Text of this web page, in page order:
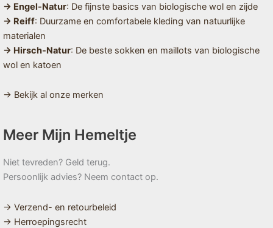
→ Engel-Natur: De fijnste basics van biologische wol en zijde
→ Reiff: Duurzame en comfortabele kleding van natuurlijke
materialen
→ Hirsch-Natur: De beste sokken en maillots van biologische
wol en katoen
→ Bekijk al onze merken
Meer Mijn Hemeltje
Niet tevreden? Geld terug.
Persoonlijk advies? Neem contact op.
→ Verzend- en retourbeleid
→ Herroepingsrecht